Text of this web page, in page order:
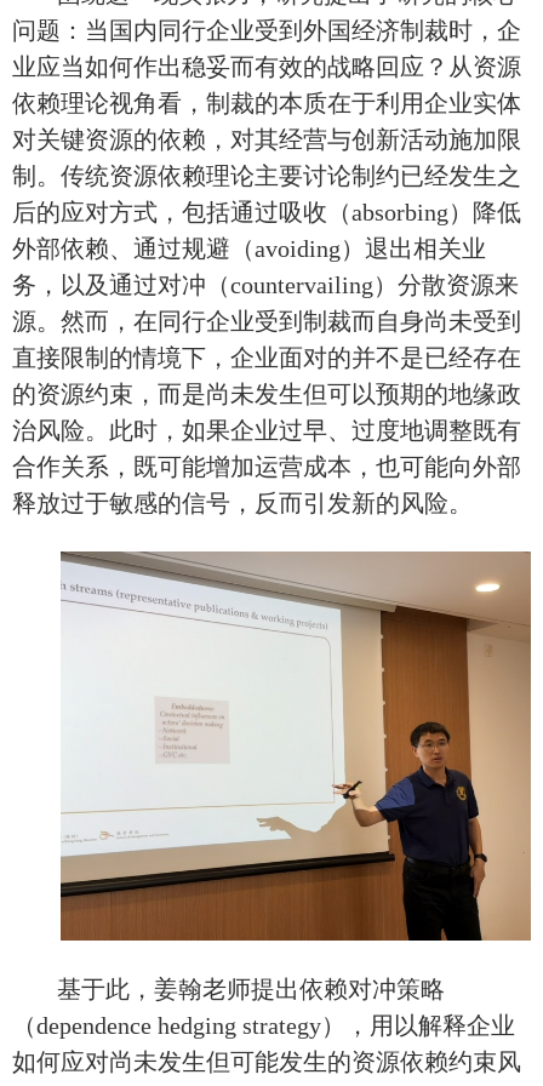
问题：当国内同行企业受到外国经济制裁时，企
业应当如何作出稳妥而有效的战略回应 ？ 从资源
依赖理论视角看，制裁的本质在于利用企业实体
对关键资源的依赖，对其经营与创新活动施加限
制。传统资源依赖理论主要讨论制约已经发生之
后的应对方式，包括通过吸收 （absorbing） 降低
外部依赖、通过规避 （avoiding） 退出相关业
务，以及通过对冲（countervailing） 分散资源来
源。然而，在同行企业受到制裁而自身尚未受到
直接限制的情境下，企业面对的并不是已经存在
的资源约束，而是尚未发生但可以预期的地缘政
治风险。此时，如果企业过早、 过度地调整既有
合作关系，既可能增加运营成本，也可能向外部
释放过于敏感的信号，反而引发新的风险。
基于此，姜翰老师提出依赖对冲策略
（dependence hedging strategy）， 用以解释企业
如何应对尚未发生但可能发生的资源依赖约束风